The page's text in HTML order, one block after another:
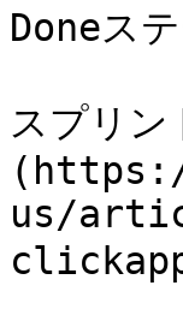
Doneス
スプリ
us/